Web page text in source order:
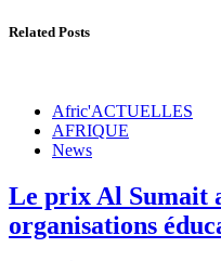
Related Posts
Afric'ACTUELLES
AFRIQUE
News
Le prix Al Sumait
organisations